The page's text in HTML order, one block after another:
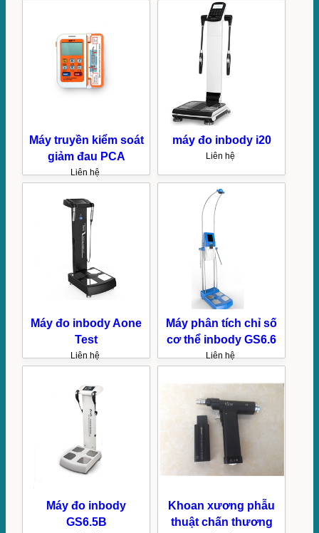
Máy truyền kiểm soát
giảm đau PCA
Liên hệ
máy đo inbody i20
Liên hệ
Máy đo inbody Aone
Test
Liên hệ
Máy phân tích chỉ số
cơ thể inbody GS6.6
Liên hệ
Máy đo inbody
GS6.5B
Khoan xương phẫu
thuật chấn thương